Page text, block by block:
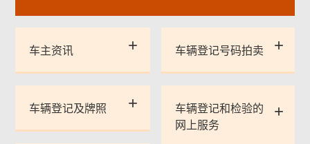
车主资讯 车辆登记号码拍卖
车辆登记及牌照
车辆登记和检验的
网上服务